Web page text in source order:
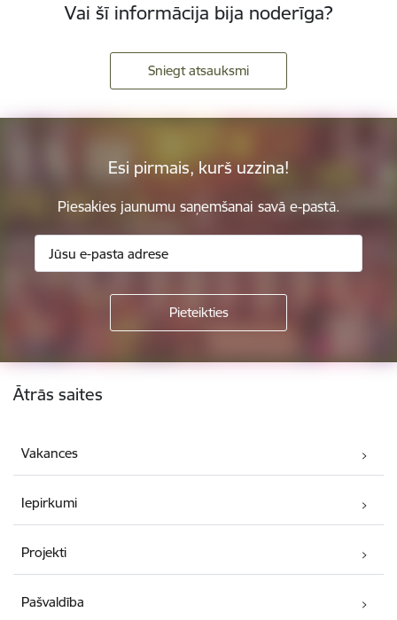
Vai šī informācija bija noderīga?
Sniegt atsauksmi
Esi pirmais, kurš uzzina!
Piesakies jaunumu saņemšanai savā e-pastā.
Kājene
Ātrās saites
Vakances
Iepirkumi
Projekti
Pašvaldība